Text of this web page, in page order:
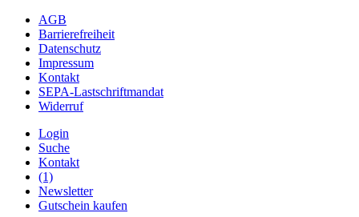
AGB
Barrierefreiheit
Datenschutz
Impressum
Kontakt
SEPA-Lastschriftmandat
Widerruf
Login
Suche
Kontakt
(1)
Newsletter
Gutschein kaufen